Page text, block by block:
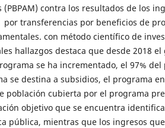
(PBPAM) contra los resultados de los
transferencias por beneficios de
con método científico de
hallazgos destaca que desde 2018
se ha incrementado, el 97%
se destina a subsidios, el programa
población cubierta por el programa
objetivo que se encuentra
pública, mientras que los ingresos